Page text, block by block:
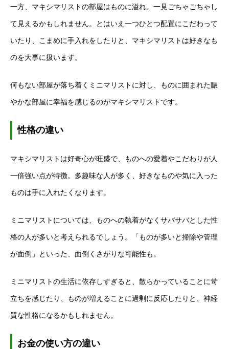
一方、マキシマリストの部屋はものに溢れ、一見ごちゃごちゃし
て見えるかもしれません。とはいえ一つひとつ配置にこだわって
いたり、こまめに手入れをしたりと、マキシマリストは好きなも
のを大事に扱います。
何もない部屋が落ち着くミニマリストに対し、ものに囲まれた賑
やかな部屋に幸福を感じるのがマキシマリストです。
性格の違い
マキシマリストは好奇心が旺盛で、ものへの愛着やこだわりが人
一倍強い点が特徴。多趣味な人が多く、好きなものや気に入った
ものは手に入れたくなります。
ミニマリストについては、ものへの執着がなくサバサバとした性
格の人が多いと考えられるでしょう。「ものが多いと掃除や管理
が面倒」といった、面倒くさがりな可能性も。
ミニマリストの生活に依存しすぎると、散らかっていることに苛
立ちを感じたり、ものが増えることに過剰に反応したりと、神経
質な性格になるかもしれません。
お金の使い方の違い